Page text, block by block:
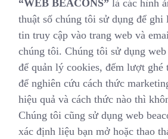
“WEB BEACONS” là các hình
thuật số chúng tôi sử dụng để ghi
tin truy cập vào trang web và
chúng tôi. Chúng tôi sử dụng web
để quản lý cookies, đếm lượt ghé
để nghiên cứu cách thức
hiệu quả và cách thức nào thì
Chúng tôi cũng sử dụng web
xác định liệu bạn mở hoặc thao